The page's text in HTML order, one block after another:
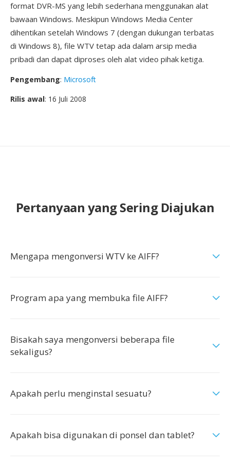
format DVR-MS yang lebih sederhana menggunakan alat
bawaan Windows. Meskipun Windows Media Center
dihentikan setelah Windows 7 (dengan dukungan terbatas
di Windows 8), file WTV tetap ada dalam arsip media
pribadi dan dapat diproses oleh alat video pihak ketiga.
Pengembang: Microsoft
Rilis awal: 16 Juli 2008
Pertanyaan yang Sering Diajukan
Mengapa mengonversi WTV ke AIFF?
Program apa yang membuka file AIFF?
Bisakah saya mengonversi beberapa file
sekaligus?
Apakah perlu menginstal sesuatu?
Apakah bisa digunakan di ponsel dan tablet?